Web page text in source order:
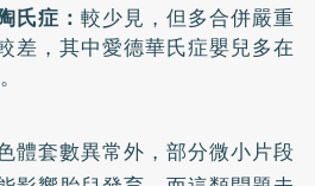
氏症：較少見，但多合併嚴重
差，其中愛德華氏症嬰兒多在
體套數異常外，部分微小片段